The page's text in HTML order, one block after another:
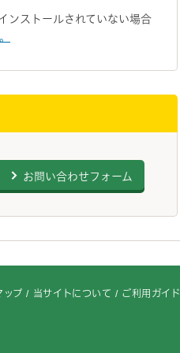
ンストールされていない場合
お問い合わせフォーム
ップ 当サイトについて ご利用ガイド